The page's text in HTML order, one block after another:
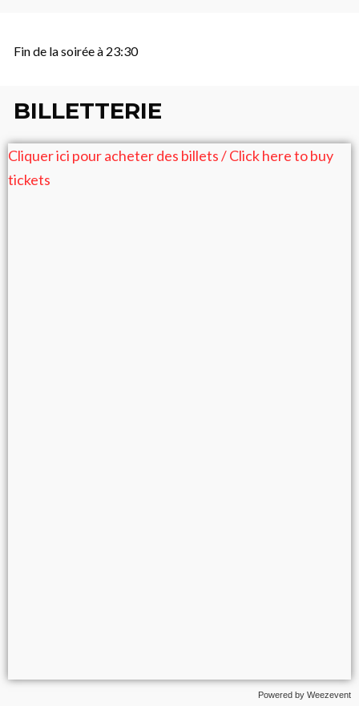
Fin de la soirée à 23:30
BILLETTERIE
Cliquer ici pour acheter des billets / Click here to buy
tickets
Powered by Weezevent